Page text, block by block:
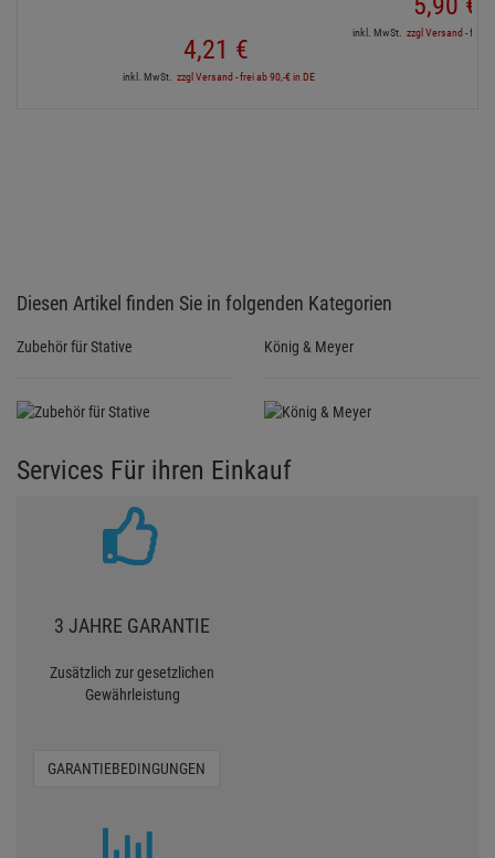
4,21 €
inkl. MwSt. zzgl Versand - frei ab 90,-€ in DE
inkl. MwSt. zzgl Versand - frei
Diesen Artikel finden Sie in folgenden Kategorien
Zubehör für Stative König & Meyer
Services Für ihren Einkauf
3 JAHRE GARANTIE
Zusätzlich zur gesetzlichen
Gewährleistung
GARANTIEBEDINGUNGEN